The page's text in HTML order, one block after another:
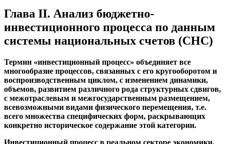
Глава II. Анализ бюджетно-
инвестиционного процесса по данным
системы национальных счетов (СНС)
Термин «инвестиционный процесс» объединяет все
многообразие процессов, связанных с его кругооборотом и
воспроизводственным циклом, с изменением динамики,
объемов, развитием различного рода структурных сдвигов,
с межотраслевым и межгосударственным размещением,
всевозможными видами физического перемещения, т.е.
всего множества специфических форм, раскрывающих
конкретно историческое содержание этой категории.